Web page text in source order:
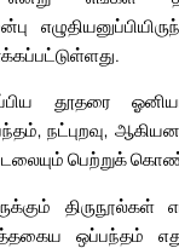
தூதரை
நட்புறவு,
மடலையும் பெற்றுக்
திருநூல்கள்
ஒப்பந்தம்